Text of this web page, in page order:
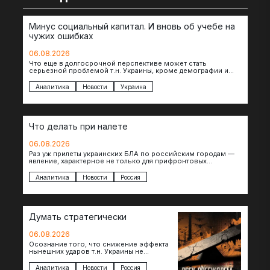
Минус социальный капитал. И вновь об учебе на
чужих ошибках
06.08.2026
Что еще в долгосрочной перспективе может стать
серьезной проблемой т.н. Украины, кроме демографии и
которых будет…
Аналитика Новости Украина
Что делать при налете
06.08.2026
Раз уж прилеты украинских БЛА по российским городам —
явление, характерное не только для прифронтовых
Аналитика Новости Россия
Думать стратегически
06.08.2026
Осознание того, что снижение эффекта
нынешних ударов т.н. Украины не
возможностей — повод задаться
Аналитика Новости Россия